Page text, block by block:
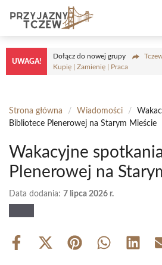
treści
UWAGA!
Dołącz do nowej grupy
Kupię | Zamienię | Praca
Strona główna / Wiadomości /
Bibliotece Plenerowej na Starym Mieście
Wakacyjne
Plenerowej na
Data dodania: 7 lipca 2026 r.
Share
Share Share Share Share